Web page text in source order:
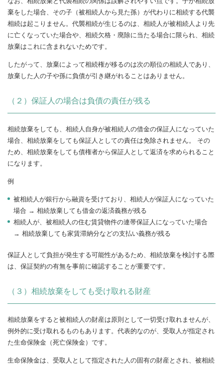
棄をした場合、その子（被相続人から見た孫）が代わりに相続する代襲
相続は起こりません。代襲相続が生じるのは、相続人が被相続人より先
に亡くなっていた場合や、相続欠格・廃除に当たる場合に限られ、相続
放棄はこれに含まれないためです。
したがって、放棄によって相続権が移るのは次の順位の相続人であり、
放棄した人の子や孫に負債が引き継がれることはありません。
（２）保証人の場合は負債の責任が残る
相続放棄をしても、相続人自身が被相続人の借金の保証人になっていた
場合、相続放棄をしても保証人としての責任は免除されません。 その
ため、相続放棄をしても債権者から保証人として返済を求められること
になります。
例
被相続人が銀行から融資を受けており、相続人が保証人になっていた
場合 → 相続放棄しても借金の返済義務が残る
相続人が、被相続人の住む賃貸物件の連帯保証人になっていた場合
→ 相続放棄しても家賃滞納分などの支払い義務が残る
保証人として負担が発生する可能性があるため、相続放棄を検討する際
は、保証契約の有無を事前に確認することが重要です。
（３）相続放棄をしても受け取れる財産
相続放棄をすると被相続人の財産は原則として一切受け取れませんが、
例外的に受け取れるものもあります。代表的なのが、受取人が指定され
た生命保険金（死亡保険金）です。
生命保険金は、受取人として指定された人の固有の財産とされ、被相続